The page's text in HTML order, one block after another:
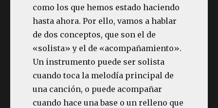
como los que hemos estado haciendo
hasta ahora. Por ello, vamos a hablar
de dos conceptos, que son el de
«solista» y el de «acompañamiento».
Un instrumento puede ser solista
cuando toca la melodía principal de
una canción, o puede acompañar
cuando hace una base o un relleno que